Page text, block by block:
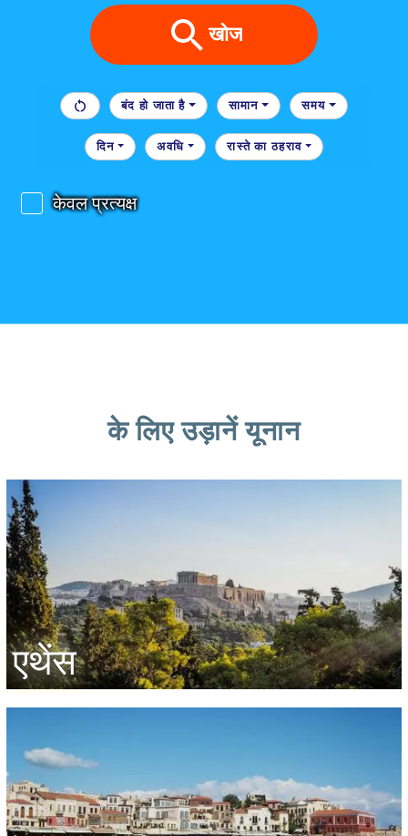
खोज
बंद हो जाता है सामान समय
दिन अवधि रास्ते का ठहराव
केवल प्रत्यक्ष
के लिए उड़ानें यूनान
एथेंस